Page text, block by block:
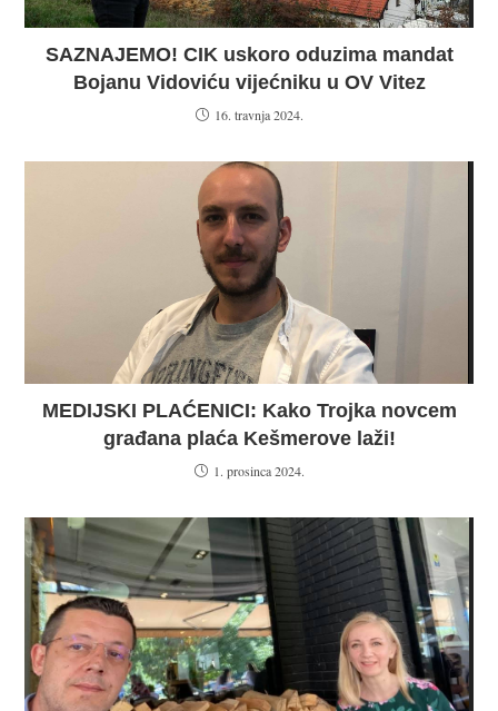
SAZNAJEMO! CIK uskoro oduzima mandat
Bojanu Vidoviću vijećniku u OV Vitez
16. travnja 2024.
MEDIJSKI PLAĆENICI: Kako Trojka novcem
građana plaća Kešmerove laži!
1. prosinca 2024.